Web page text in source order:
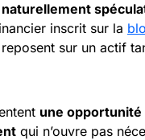
inscrit sur la
sur un actif
une opportunité
qui n’ouvre pas